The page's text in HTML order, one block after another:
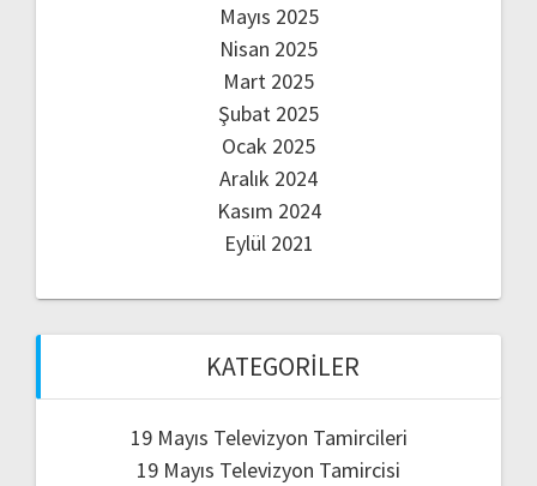
Mayıs 2025
Nisan 2025
Mart 2025
Şubat 2025
Ocak 2025
Aralık 2024
Kasım 2024
Eylül 2021
KATEGORILER
19 Mayıs Televizyon Tamircileri
19 Mayıs Televizyon Tamircisi